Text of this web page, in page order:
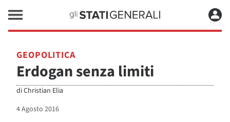
GEOPOLITICA
Erdogan senza limiti
diChristian Elia
4 Agosto 2016